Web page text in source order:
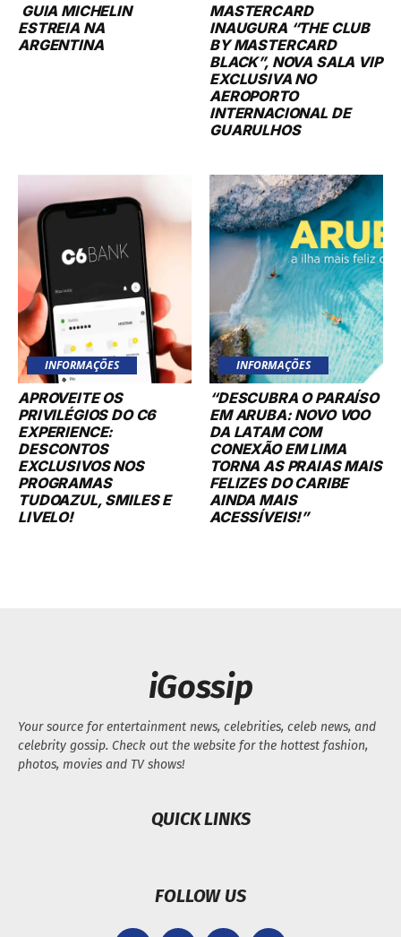
GUIA MICHELIN
ESTREIA NA
ARGENTINA
MASTERCARD
INAUGURA “THE CLUB
BY MASTERCARD
BLACK”, NOVA SALA VIP
EXCLUSIVA NO
AEROPORTO
INTERNACIONAL DE
GUARULHOS
INFORMAÇÕES
APROVEITE OS
PRIVILÉGIOS DO C6
EXPERIENCE:
DESCONTOS
EXCLUSIVOS NOS
PROGRAMAS
TUDOAZUL, SMILES E
LIVELO!
INFORMAÇÕES
“DESCUBRA O PARAÍSO
EM ARUBA: NOVO VOO
DA LATAM COM
CONEXÃO EM LIMA
TORNA AS PRAIAS MAIS
FELIZES DO CARIBE
AINDA MAIS
ACESSÍVEIS!”
iGossip
Your source for entertainment news, celebrities, celeb news, and
celebrity gossip. Check out the website for the hottest fashion,
photos, movies and TV shows!
QUICK LINKS
FOLLOW US